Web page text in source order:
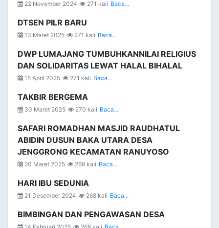
22 November 2024 271 kali Baca...
DTSEN PILR BARU
13 Maret 2025 271 kali Baca...
DWP LUMAJANG TUMBUHKANNILAI RELIGIUS
DAN SOLIDARITAS LEWAT HALAL BIHALAL
15 April 2025 271 kali Baca...
TAKBIR BERGEMA
30 Maret 2025 270 kali Baca...
SAFARI ROMADHAN MASJID RAUDHATUL
ABIDIN DUSUN BAKA UTARA DESA
JENGGRONG KECAMATAN RANUYOSO
20 Maret 2025 269 kali Baca...
HARI IBU SEDUNIA
21 Desember 2024 268 kali Baca...
BIMBINGAN DAN PENGAWASAN DESA